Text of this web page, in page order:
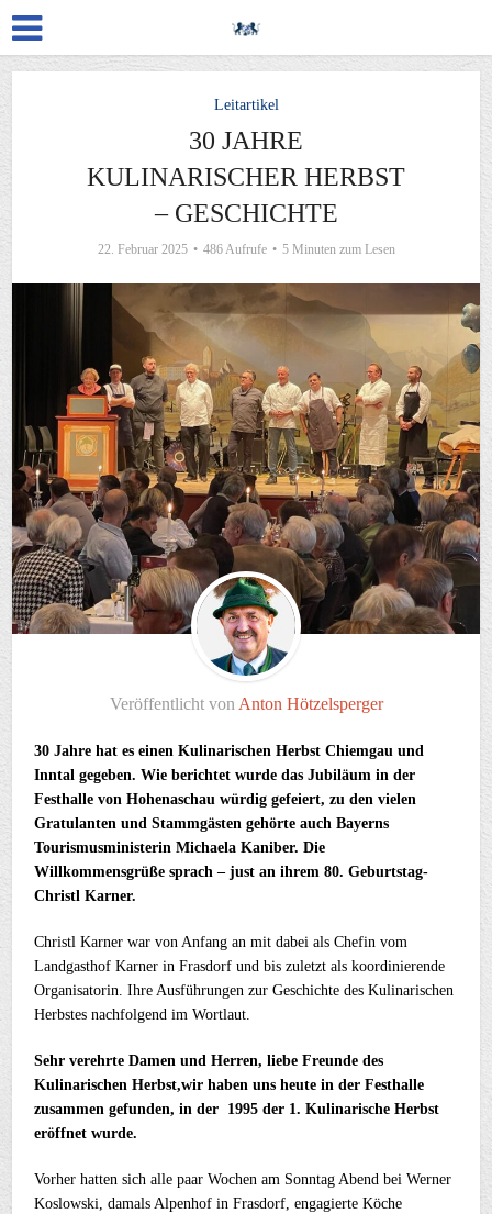
Leitartikel
30 JAHRE
KULINARISCHER HERBST
– GESCHICHTE
22. Februar 2025 486 Aufrufe 5 Minuten zum Lesen
Veröffentlicht von Anton Hötzelsperger
30 Jahre hat es einen Kulinarischen Herbst Chiemgau und
Inntal gegeben. Wie berichtet wurde das Jubiläum in der
Festhalle von Hohenaschau würdig gefeiert, zu den vielen
Gratulanten und Stammgästen gehörte auch Bayerns
Tourismusministerin Michaela Kaniber. Die
Willkommensgrüße sprach – just an ihrem 80. Geburtstag-
Christl Karner.
Christl Karner war von Anfang an mit dabei als Chefin vom
Landgasthof Karner in Frasdorf und bis zuletzt als koordinierende
Organisatorin. Ihre Ausführungen zur Geschichte des Kulinarischen
Herbstes nachfolgend im Wortlaut.
Sehr verehrte Damen und Herren,liebe Freunde des
Kulinarischen Herbst,wir haben uns heute in der Festhalle
zusammen gefunden, in der 1995 der 1. Kulinarische Herbst
eröffnet wurde.
Vorher hatten sich alle paar Wochen am Sonntag Abend bei Werner
Koslowski, damals Alpenhof in Frasdorf, engagierte Köche